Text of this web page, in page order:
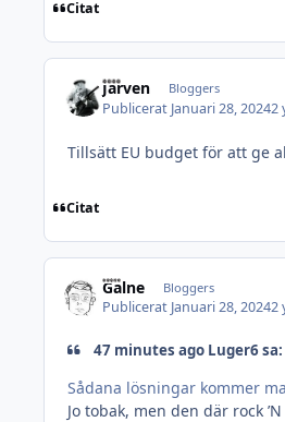
Citat
Järven Bloggers
Publicerat Januari 28, 20242
Tillsätt EU budget för att ge
Citat
Galne Bloggers
Publicerat Januari 28, 20242
47 minutes ago Luger6 sa:
Sådana lösningar kommer
Jo tobak, men den där rock